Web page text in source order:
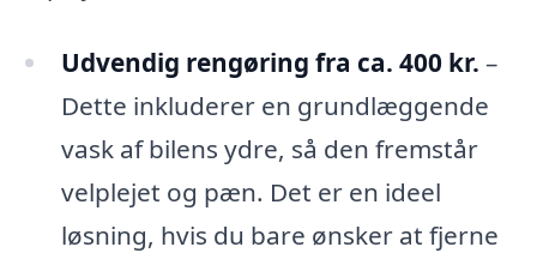
Udvendig rengøring fra ca. 400 kr. –
Dette inkluderer en grundlæggende
vask af bilens ydre, så den fremstår
velplejet og pæn. Det er en ideel
løsning, hvis du bare ønsker at fjerne